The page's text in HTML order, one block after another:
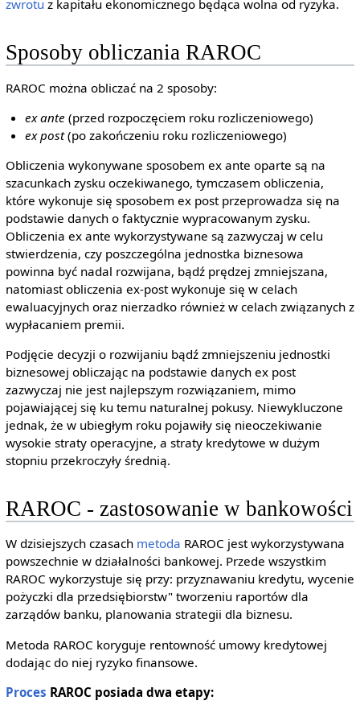
zwrotu z kapitału ekonomicznego będąca wolna od ryzyka.
Sposoby obliczania RAROC
RAROC można obliczać na 2 sposoby:
ex ante (przed rozpoczęciem roku rozliczeniowego)
ex post(po zakończeniu roku rozliczeniowego)
Obliczenia wykonywane sposobem ex ante oparte są na
szacunkach zysku oczekiwanego, tymczasem obliczenia,
które wykonuje się sposobem ex post przeprowadza się na
podstawie danych o faktycznie wypracowanym zysku.
Obliczenia ex ante wykorzystywane są zazwyczaj w celu
stwierdzenia, czy poszczególna jednostka biznesowa
powinna być nadal rozwijana, bądź prędzej zmniejszana,
natomiast obliczenia ex-post wykonuje się w celach
ewaluacyjnych oraz nierzadko również w celach związanych z
wypłacaniem premii.
Podjęcie decyzji o rozwijaniu bądź zmniejszeniu jednostki
biznesowej obliczając na podstawie danych ex post
zazwyczaj nie jest najlepszym rozwiązaniem, mimo
pojawiającej się ku temu naturalnej pokusy. Niewykluczone
jednak, że w ubiegłym roku pojawiły się nieoczekiwanie
wysokie straty operacyjne, a straty kredytowe w dużym
stopniu przekroczyły średnią.
RAROC - zastosowanie w bankowości
W dzisiejszych czasach metoda RAROC jest wykorzystywana
powszechnie w działalności bankowej. Przede wszystkim
RAROC wykorzystuje się przy: przyznawaniu kredytu, wycenie
pożyczki dla przedsiębiorstw" tworzeniu raportów dla
zarządów banku, planowania strategii dla biznesu.
Metoda RAROC koryguje rentowność umowy kredytowej
dodając do niej ryzyko finansowe.
Proces RAROC posiada dwa etapy: